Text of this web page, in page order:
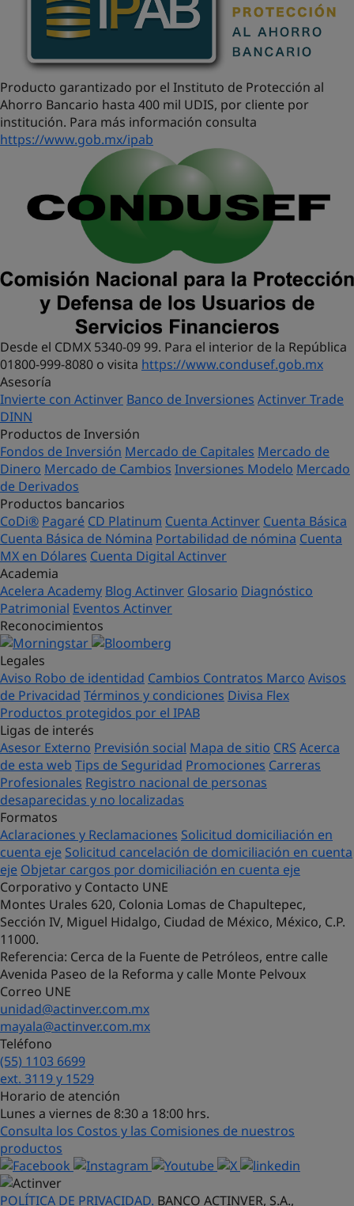
Producto garantizado por el Instituto de Protección al
Ahorro Bancario hasta 400 mil UDIS, por cliente por
institución. Para más información consulta
https://www.gob.mx/ipab
Desde el CDMX 5340-09 99. Para el interior de la República
01800-999-8080 o visita https://www.condusef.gob.mx
Asesoría
Invierte con Actinver Banco de Inversiones Actinver Trade
DINN
Productos de Inversión
Fondos de Inversión Mercado de Capitales Mercado de
Dinero Mercado de Cambios Inversiones Modelo Mercado
de Derivados
Productos bancarios
CoDi® Pagaré CD Platinum Cuenta Actinver Cuenta Básica
Cuenta Básica de Nómina Portabilidad de nómina Cuenta
MX en Dólares Cuenta Digital Actinver
Academia
Acelera Academy Blog Actinver Glosario Diagnóstico
Patrimonial Eventos Actinver
Reconocimientos
Legales
Aviso Robo de identidad Cambios Contratos Marco Avisos
de Privacidad Términos y condiciones Divisa Flex
Productos protegidos por el IPAB
Ligas de interés
Asesor Externo Previsión social Mapa de sitio CRS Acerca
de esta web Tips de Seguridad Promociones Carreras
Profesionales Registro nacional de personas
desaparecidas y no localizadas
Formatos
Aclaraciones y Reclamaciones Solicitud domiciliación en
cuenta eje Solicitud cancelación de domiciliación en cuenta
eje Objetar cargos por domiciliación en cuenta eje
Corporativo y Contacto UNE
Montes Urales 620, Colonia Lomas de Chapultepec,
Sección IV, Miguel Hidalgo, Ciudad de México, México, C.P.
11000.
Referencia: Cerca de la Fuente de Petróleos, entre calle
Avenida Paseo de la Reforma y calle Monte Pelvoux
Correo UNE
unidad@actinver.com.mx
mayala@actinver.com.mx
Teléfono
(55) 1103 6699
ext. 3119 y 1529
Horario de atención
Lunes a viernes de 8:30 a 18:00 hrs.
Consulta los Costos y las Comisiones de nuestros
productos
POLÍTICA DE PRIVACIDAD. BANCO ACTINVER, S.A.,
¡Hola! Soy Lucy, tu asistente virtual.
¿Con qué puedo ayudarte?